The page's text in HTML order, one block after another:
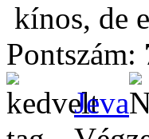
kínos, de
Pontszám:
Jeva